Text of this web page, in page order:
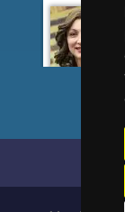
Broj
Broj